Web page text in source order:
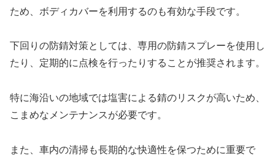
ため、ボディカバーを利用するのも有効な手段です。
下回りの防錆対策としては、専用の防錆スプレーを使用し
たり、定期的に点検を行ったりすることが推奨されます。
特に海沿いの地域では塩害による錆のリスクが高いため、
こまめなメンテナンスが必要です。
また、車内の清掃も長期的な快適性を保つために重要で